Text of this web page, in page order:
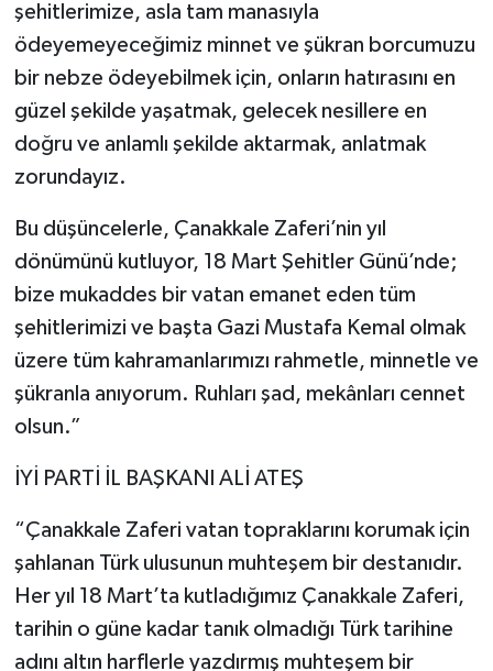
şehitlerimize, asla tam manasıyla
ödeyemeyeceğimiz minnet ve şükran borcumuzu
bir nebze ödeyebilmek için, onların hatırasını en
güzel şekilde yaşatmak, gelecek nesillere en
doğru ve anlamlı şekilde aktarmak, anlatmak
zorundayız.
Bu düşüncelerle, Çanakkale Zaferi’nin yıl
dönümünü kutluyor, 18 Mart Şehitler Günü’nde;
bize mukaddes bir vatan emanet eden tüm
şehitlerimizi ve başta Gazi Mustafa Kemal olmak
üzere tüm kahramanlarımızı rahmetle, minnetle ve
şükranla anıyorum. Ruhları şad, mekânları cennet
olsun.”
İYİ PARTİ İL BAŞKANI ALİ ATEŞ
“Çanakkale Zaferi vatan topraklarını korumak için
şahlanan Türk ulusunun muhteşem bir destanıdır.
Her yıl 18 Mart’ta kutladığımız Çanakkale Zaferi,
tarihin o güne kadar tanık olmadığı Türk tarihine
adını altın harflerle yazdırmış muhteşem bir